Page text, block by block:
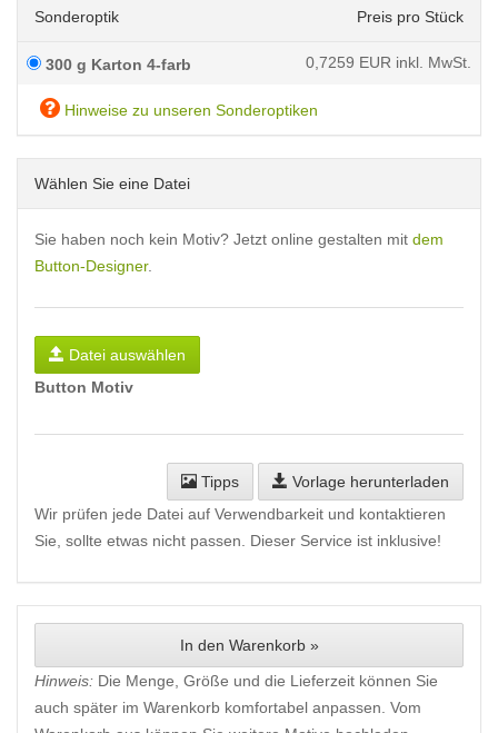
Sonderoptik Preis pro Stück
300 g Karton 4-farb 0,7259 EUR inkl. MwSt.
Hinweise zu unseren Sonderoptiken
Wählen Sie eine Datei
Sie haben noch kein Motiv? Jetzt online gestalten mit dem
Button-Designer.
Datei auswählen
Button Motiv
Tipps
Vorlage herunterladen
Wir prüfen jede Datei auf Verwendbarkeit und kontaktieren
Sie, sollte etwas nicht passen. Dieser Service ist inklusive!
In den Warenkorb »
Hinweis: Die Menge, Größe und die Lieferzeit können Sie
auch später im Warenkorb komfortabel anpassen. Vom